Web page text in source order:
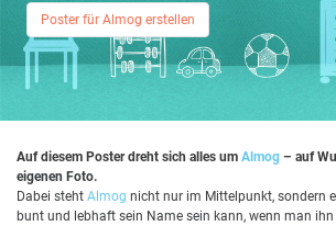
Poster für Almog erstellen
Auf diesem Poster dreht sich alles um Almog – auf
eigenen Foto.
Dabei steht Almog nicht nur im Mittelpunkt, sondern
bunt und lebhaft sein Name sein kann, wenn man